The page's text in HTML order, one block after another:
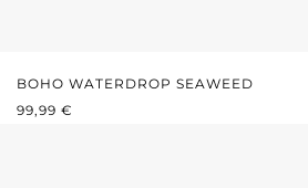
BOHO WATERDROP SEAWEED
REGULÄRER PREIS:
99,99 €